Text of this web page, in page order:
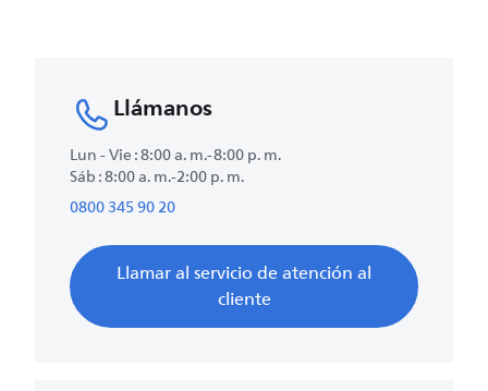
Llámanos
Lun - Vie : 8:00 a. m.-8:00 p. m.
Sáb : 8:00 a. m.-2:00 p. m.
0800 345 90 20
Llamar al servicio de atención al
cliente